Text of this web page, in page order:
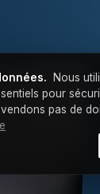
Nous
pour
pas de